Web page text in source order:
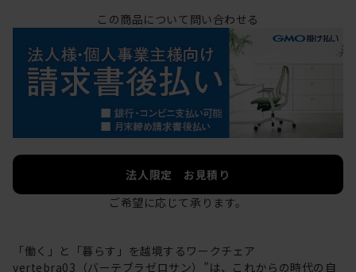
この商品について問い合わせる
法人限定 お見積り
ご希望に応じて承ります。
「働く」と「暮らす」を越境するワークチェア
vertebra03（バーテブラゼロサン）”は、これからの時代の自